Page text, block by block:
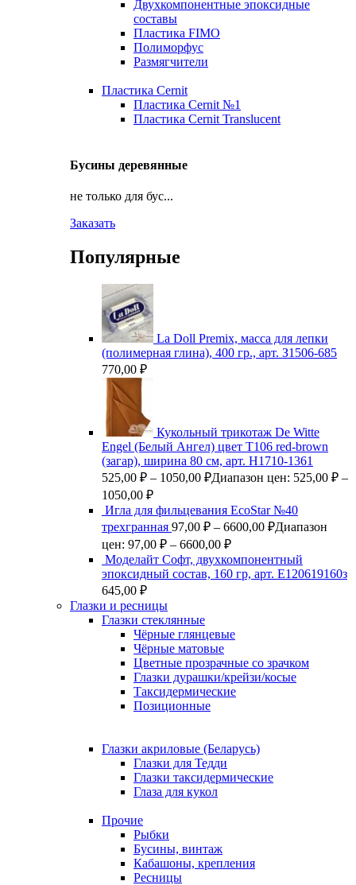
Двухкомпонентные эпоксидные
составы
Пластика FIMO
Полиморфус
Размягчители
Пластика Cernit
Пластика Cernit №1
Пластика Cernit Translucent
Бусины деревянные
не только для бус...
Заказать
Популярные
La Doll Premix, масса для лепки
(полимерная глина), 400 гр., арт. З1506-685
770,00 ₽
Кукольный трикотаж De Witte
Engel (Белый Ангел) цвет Т106 red-brown
(загар), ширина 80 см, арт. Н1710-1361
525,00 ₽ – 1050,00 ₽Диапазон цен: 525,00 ₽ –
1050,00 ₽
Игла для фильцевания EcoStar №40
трехгранная 97,00 ₽ – 6600,00 ₽Диапазон
цен: 97,00 ₽ – 6600,00 ₽
Моделайт Софт, двухкомпонентный
эпоксидный состав, 160 гр, арт. Е120619160з
645,00 ₽
Глазки и ресницы
Глазки стеклянные
Чёрные глянцевые
Чёрные матовые
Цветные прозрачные со зрачком
Глазки дурашки/крейзи/косые
Таксидермические
Позиционные
Глазки акриловые (Беларусь)
Глазки для Тедди
Глазки таксидермические
Глаза для кукол
Прочие
Рыбки
Бусины, винтаж
Кабашоны, крепления
Ресницы